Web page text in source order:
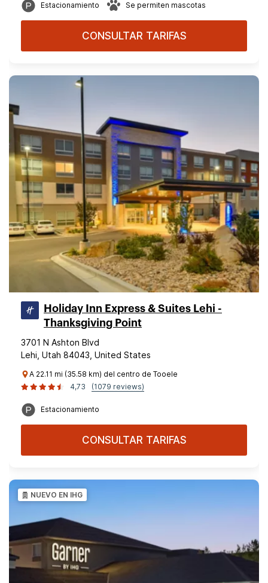
Estacionamiento Se permiten mascotas
CONSULTAR TARIFAS
Holiday Inn Express & Suites Lehi -
Thanksgiving Point
3701 N Ashton Blvd
Lehi, Utah 84043, United States
A 22.11 mi (35.58 km) del centro de Tooele
4,73
(1079 reviews)
Estacionamiento
CONSULTAR TARIFAS
NUEVO EN IHG